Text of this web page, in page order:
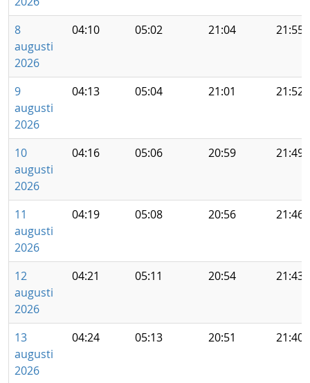
8
augusti
2026
04:10 05:02 21:04 21:55
9
augusti
2026
04:13 05:04 21:01 21:52
10
augusti
2026
04:16 05:06 20:59 21:49
11
augusti
2026
04:19 05:08 20:56 21:46
12
augusti
2026
04:21 05:11 20:54 21:43
13
augusti
2026
04:24 05:13 20:51 21:40